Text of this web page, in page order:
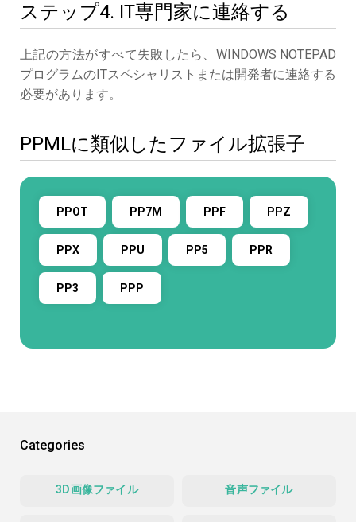
ステップ4. IT専門家に連絡する
上記の方法がすべて失敗したら、WINDOWS NOTEPAD
プログラムのITスペシャリストまたは開発者に連絡する
必要があります。
PPMLに類似したファイル拡張子
PPOT PP7M PPF PPZ
PPX PPU PP5 PPR
PP3 PPP
Categories
3D画像ファイル 音声ファイル